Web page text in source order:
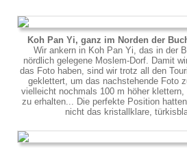
Koh Pan Yi, ganz im Norden der
Wir ankern in Koh Pan Yi, das in der
nördlich gelegene Moslem-Dorf. Damit
das Foto haben, sind wir trotz all den
geklettert, um das nachstehende Foto
vielleicht nochmals 100 m höher klettern,
zu erhalten... Die perfekte Position
nicht das kristallklare,